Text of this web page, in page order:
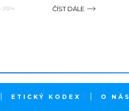
2024 ČÍST DÁLE
ETICKÝ KODEX O NÁS